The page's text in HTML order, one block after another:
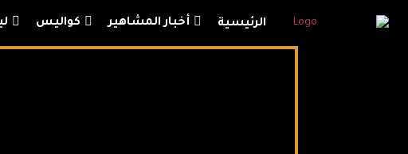
الرئيسية أخبار المشاهير كواليس